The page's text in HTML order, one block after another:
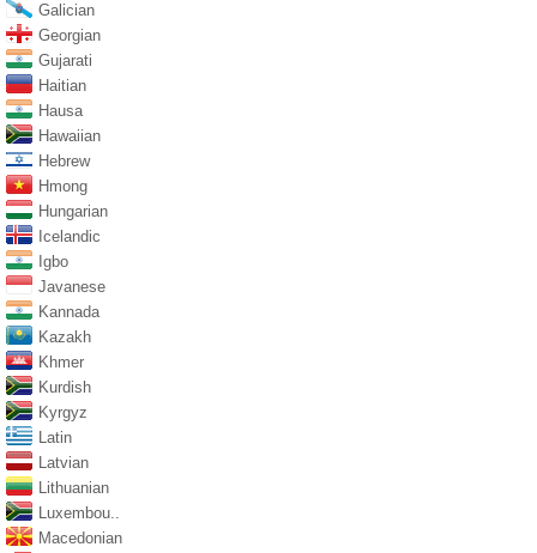
Galician
Georgian
Gujarati
Haitian
Hausa
Hawaiian
Hebrew
Hmong
Hungarian
Icelandic
Igbo
Javanese
Kannada
Kazakh
Khmer
Kurdish
Kyrgyz
Latin
Latvian
Lithuanian
Luxembou..
Macedonian